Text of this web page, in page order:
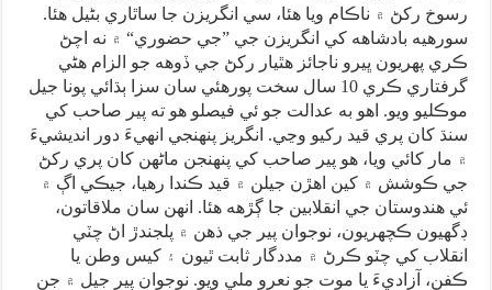
رسوخ رکڻ ۾ ناڪام ويا هئا، سي انگريزن جا ساٿاري بڻيل هئا.
سورهيه بادشاهه کي انگريزن جي ”جي حضوري“ ۾ نه اچڻ
ڪري پهريون ڀيرو ناجائز هٿيار رکڻ جي ڏوهه جو الزام هڻي
گرفتاري ڪري 10 سال سخت پورهئي سان سزا ٻڌائي پونا جيل
موڪليو ويو. اهو به عدالت جو ئي فيصلو هو ته پير صاحب کي
سنڌ کان پري قيد رکيو وڃي. انگريز پنهنجي انهيءَ دور انديشيءَ
۾ مار کائي ويا، هو پير صاحب کي پنهنجن ماڻهن کان پري رکڻ
جي ڪوشش ۾ کين اهڙن جيلن ۾ قيد ڪندا رهيا، جيڪي اڳ ۾
ئي هندوستان جي انقلابين جا ڳڙهه هئا. انهن سان ملاقاتون،
ڊگهيون ڪچهريون، نوجوان پير جي ذهن ۾ پلجندڙ اڻ چٽي
انقلاب کي چٽو ڪرڻ ۾ مددگار ثابت ٿيون ۽ کيس وطن يا
ڪفن، آزاديءَ يا موت جو نعرو ملي ويو. نوجوان پير جيل ۾ جن